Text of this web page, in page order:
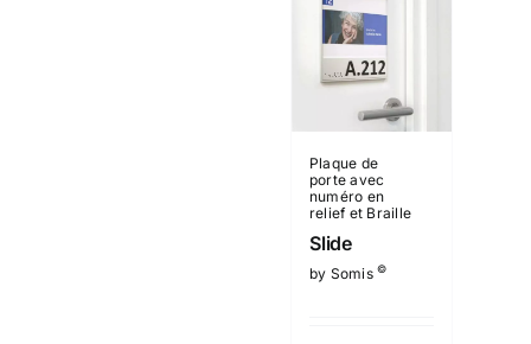
Plaque de
porte avec
numéro en
relief et Braille
Slide
by Somis©